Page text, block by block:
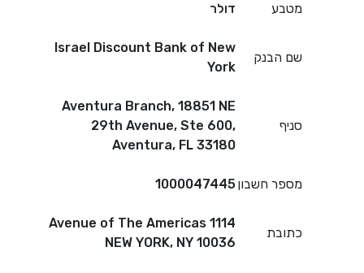
מטבע דולר
שם הבנק
Israel Discount Bank of New
York
סניף
Aventura Branch, 18851 NE
29th Avenue, Ste 600,
Aventura, FL 33180
מספר חשבון1000047445
כתובת
1114 Avenue of The Americas
NEW YORK, NY 10036